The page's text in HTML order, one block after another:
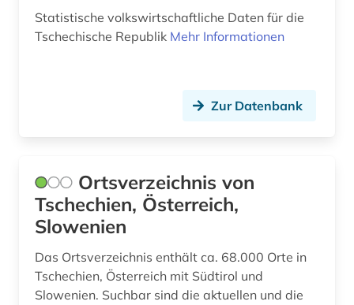
Statistische volkswirtschaftliche Daten für die
Tschechische Republik Mehr Informationen
Zur Datenbank
Ortsverzeichnis von
Tschechien, Österreich,
Slowenien
Das Ortsverzeichnis enthält ca. 68.000 Orte in
Tschechien, Österreich mit Südtirol und
Slowenien. Suchbar sind die aktuellen und die